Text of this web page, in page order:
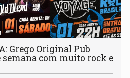
Grego Original Pub
com muito rock e